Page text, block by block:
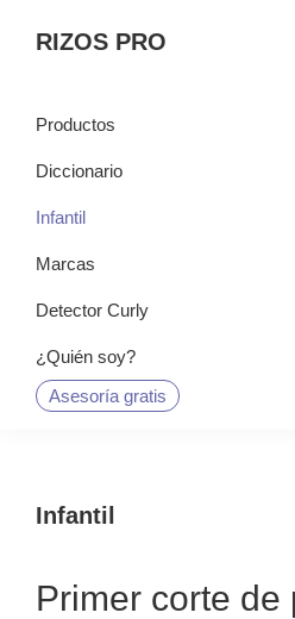
navegación
principal
barra
RIZOS PRO
Productos
Diccionario
Infantil
Marcas
Detector Curly
¿Quién soy?
Asesoría gratis
Infantil
Primer corte de